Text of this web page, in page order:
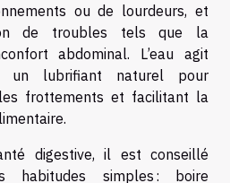
ou de lourdeurs, et
de troubles tels que la
abdominal. L’eau agit
un lubrifiant naturel pour
les frottements et facilitant la
digestive, il est conseillé
habitudes simples : boire